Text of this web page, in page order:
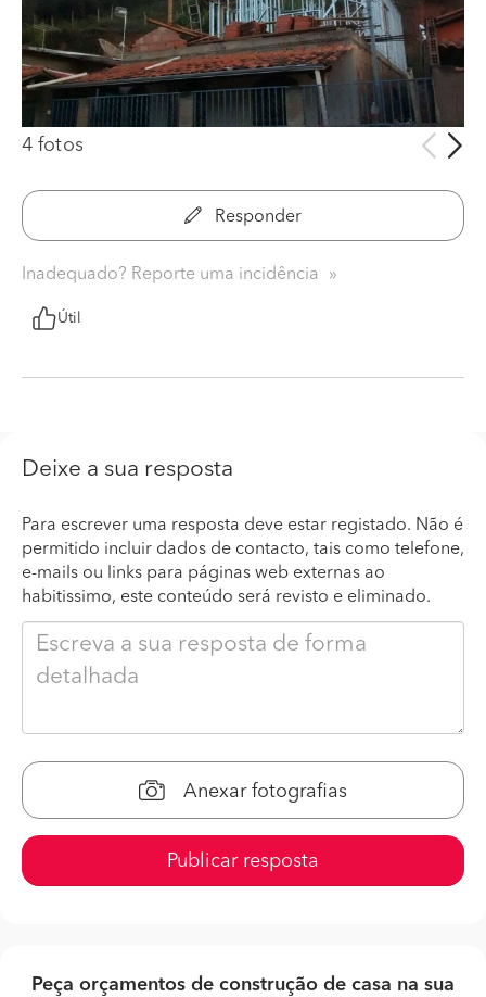
4 fotos
Responder
Inadequado? Reporte uma incidência
Útil
Deixe a sua resposta
Para escrever uma resposta deve estar registado. Não é
permitido incluir dados de contacto, tais como telefone,
e-mails ou links para páginas web externas ao
habitissimo, este conteúdo será revisto e eliminado.
Anexar fotografias
Publicar resposta
Peça orçamentos de construção de casa na sua